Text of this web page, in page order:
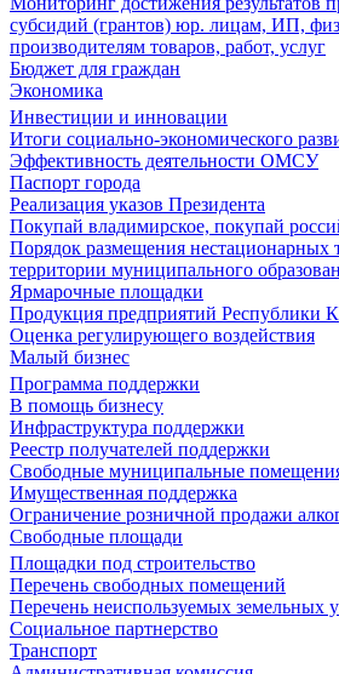
субсидий (грантов) юр. лицам, ИП,
производителям товаров, работ, услуг
Бюджет для граждан
Экономика
Инвестиции и инновации
Итоги социально-экономического
Эффективность деятельности ОМСУ
Паспорт города
Реализация указов Президента
Покупай владимирское, покупай
Порядок размещения нестационарных
территории муниципального
Ярмарочные площадки
Продукция предприятий Республики
Оценка регулирующего воздействия
Малый бизнес
Программа поддержки
В помощь бизнесу
Инфраструктура поддержки
Реестр получателей поддержки
Свободные муниципальные
Имущественная поддержка
Ограничение розничной продажи
Свободные площади
Площадки под строительство
Перечень свободных помещений
Перечень неиспользуемых земельных
Социальное партнерство
Транспорт